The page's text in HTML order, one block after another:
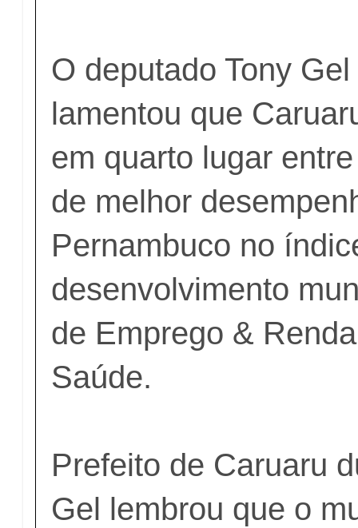
O deputado Tony
lamentou que
em quarto lugar
de melhor
Pernambuco no
desenvolvimento
de Emprego &
Saúde.
Prefeito de Caruaru
Gel lembrou que o